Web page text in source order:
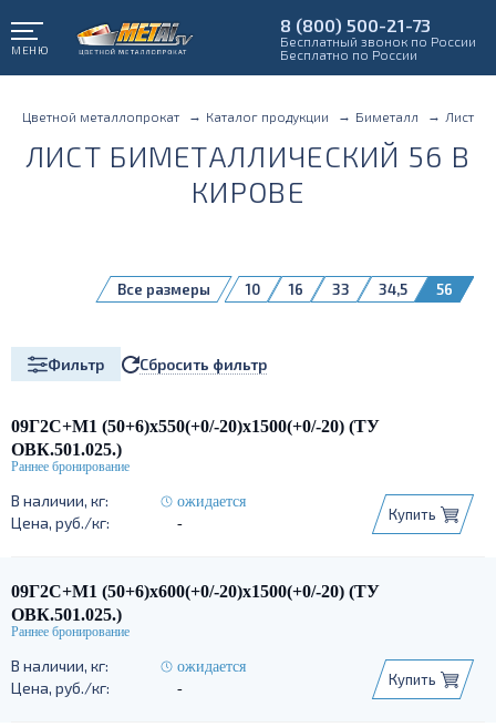
МЕНЮ
8 (800) 500-21-73
Бесплатный звонок по России
Бесплатно по России
Цветной металлопрокат Каталог продукции Биметалл Лист
ЛИСТ БИМЕТАЛЛИЧЕСКИЙ 56 В
КИРОВЕ
10 16 33 34,5 56
Все размеры
Фильтр Сбросить фильтр
09Г2С+М1 (50+6)х550(+0/-20)х1500(+0/-20) (ТУ
ОВК.501.025.)
ожидается
-
Купить
09Г2С+М1 (50+6)х600(+0/-20)х1500(+0/-20) (ТУ
ОВК.501.025.)
ожидается
-
Купить